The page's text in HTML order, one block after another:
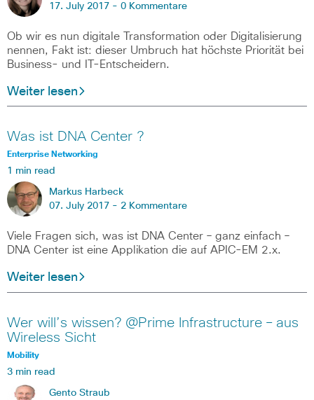
17. July 2017 - 0 Kommentare
Ob wir es nun digitale Transformation oder Digitalisierung
nennen, Fakt ist: dieser Umbruch hat höchste Priorität bei
Business- und IT-Entscheidern.
Weiter lesen
Was ist DNA Center ?
Enterprise Networking
1 min read
Markus Harbeck
07. July 2017 - 2 Kommentare
Viele Fragen sich, was ist DNA Center – ganz einfach –
DNA Center ist eine Applikation die auf APIC-EM 2.x.
Weiter lesen
Wer will’s wissen? @Prime Infrastructure – aus
Wireless Sicht
Mobility
3 min read
Gento Straub